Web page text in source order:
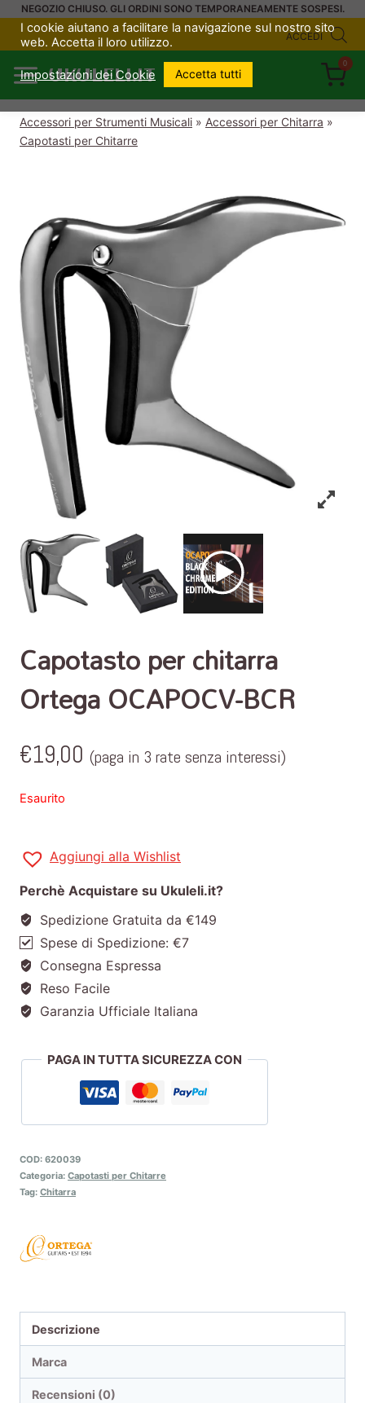
SaltaNEGOZIO CHIUSO. GLI ORDINI SONO TEMPORANEAMENTE SOSPESI.
ACCEDI
UKULELI.IT
0
Accessori per Strumenti Musicali » Accessori per Chitarra »
Capotasti per Chitarre
Capotasto per chitarra
Ortega OCAPOCV-BCR
€19,00 (paga in 3 rate senza interessi)
Esaurito
Aggiungi alla Wishlist
Perchè Acquistare su Ukuleli.it?
Spedizione Gratuita da €149
Spese di Spedizione: €7
Consegna Espressa
Reso Facile
Garanzia Ufficiale Italiana
PAGA IN TUTTA SICUREZZA CON
COD: 620039
Categoria: Capotasti per Chitarre
Tag: Chitarra
Descrizione
Marca
Recensioni (0)
I cookie aiutano a facilitare la navigazione sul nostro sito
web. Accetta il loro utilizzo.
Impostazioni dei Cookie Accetta tutti